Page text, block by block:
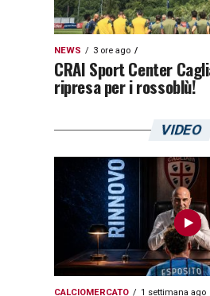
NEWS 3 ore ago
CRAI Sport Center
ripresa per i rossoblù!
VIDEO
CALCIOMERCATO 1 settimana ago